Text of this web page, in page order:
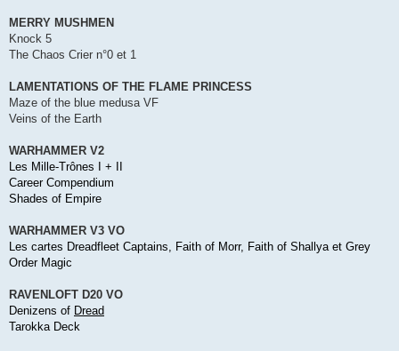
MERRY MUSHMEN
Knock 5
The Chaos Crier n°0 et 1
LAMENTATIONS OF THE FLAME PRINCESS
Maze of the blue medusa VF
Veins of the Earth
WARHAMMER V2
Les Mille-Trônes I + II
Career Compendium
Shades of Empire
WARHAMMER V3 VO
Les cartes Dreadfleet Captains, Faith of Morr, Faith of Shallya et Grey
Order Magic
RAVENLOFT D20 VO
Denizens of Dread
Tarokka Deck